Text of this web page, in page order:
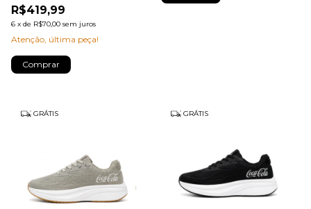
R$419,99
6 x de R$70,00 sem juros
Atenção, última peça!
Comprar
GRÁTIS GRÁTIS